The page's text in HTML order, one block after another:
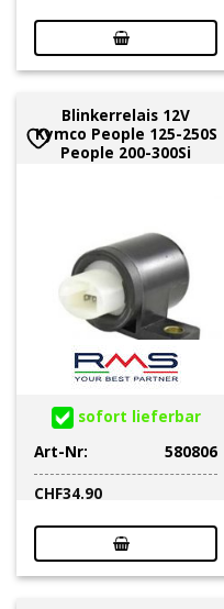
Blinkerrelais 12V
Kymco People 125-250S
People 200-300Si
sofort lieferbar
Art-Nr:
580806
CHF34.90